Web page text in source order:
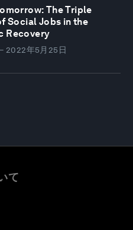
The Triple
Social Jobs in the
Recovery
2022年5月25日
て